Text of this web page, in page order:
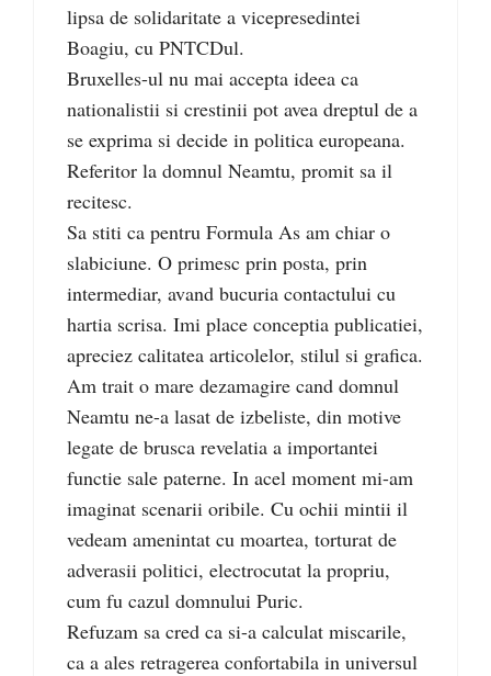
lipsa de solidaritate a vicepresedintei
Boagiu, cu PNTCDul.
Bruxelles-ul nu mai accepta ideea ca
nationalistii si crestinii pot avea dreptul de a
se exprima si decide in politica europeana.
Referitor la domnul Neamtu, promit sa il
recitesc.
Sa stiti ca pentru Formula As am chiar o
slabiciune. O primesc prin posta, prin
intermediar, avand bucuria contactului cu
hartia scrisa. Imi place conceptia publicatiei,
apreciez calitatea articolelor, stilul si grafica.
Am trait o mare dezamagire cand domnul
Neamtu ne-a lasat de izbeliste, din motive
legate de brusca revelatia a importantei
functie sale paterne. In acel moment mi-am
imaginat scenarii oribile. Cu ochii mintii il
vedeam amenintat cu moartea, torturat de
adverasii politici, electrocutat la propriu,
cum fu cazul domnului Puric.
Refuzam sa cred ca si-a calculat miscarile,
ca a ales retragerea confortabila in universul